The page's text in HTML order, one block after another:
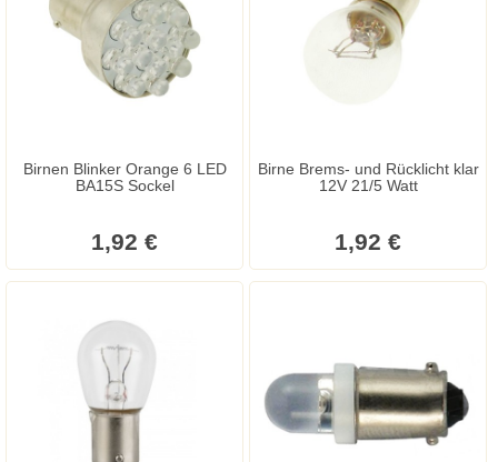
Birnen Blinker Orange 6 LED
BA15S Sockel
1,92 €
Birne Brems- und Rücklicht klar
12V 21/5 Watt
1,92 €